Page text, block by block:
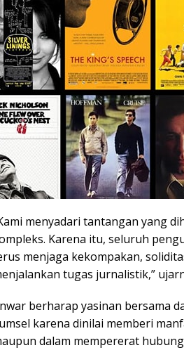
menyadari tantangan yang
Karena itu, seluruh
menjaga kekompakan,
tugas jurnalistik,”
berharap yasinan bersama
karena dinilai memberi
dalam mempererat